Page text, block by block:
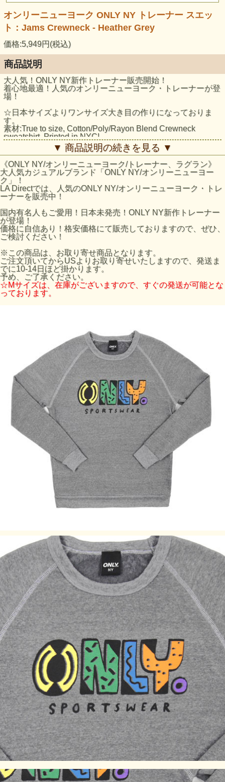
オンリーニューヨーク ONLY NY トレーナー スエッ
ト：Jams Crewneck - Heather Grey
価格:5,949円(税込)
商品説明
大人気！ONLY NY新作トレーナー販売開始！
着心地最適！人気のオンリーニューヨーク・トレーナーが登
場！
☆日本サイズよりワンサイズ大き目の作りになっておりま
す。
素材:True to size, Cotton/Poly/Rayon Blend Crewneck
sweatshirt. Printed in NYC!
オンリーニューヨークのサイズの目安
ONLY NYサイズ / 日本サイズ
S / Mサイズ
M / Lサイズ
L / XLサイズ
XL / XXLサイズ
※あくまで目安となりますのでご了承ください。
▼ 商品説明の続きを見る ▼
《ONLY NY/オンリーニューヨーク/トレーナー、ラグラン》
大人気カジュアルブランド「ONLY NY/オンリーニューヨー
ク」！
LA Directでは、人気のONLY NY/オンリーニューヨーク・トレ
ーナーを販売中！
国内有名人もご愛用！日本未発売！ONLY NY新作トレーナー
が登場！
価格に自信あり！格安価格にて販売しておりますので、ぜひ、
ご検討ください！
※この商品は、お取り寄せ商品となります。
ご注文頂いてからUSよりお取り寄せいたしますので、発送ま
でに10-14日ほど掛かります。
予め、ご了承ください。
☆Mサイズは、在庫がございますので、すぐの発送が可能とな
っております。